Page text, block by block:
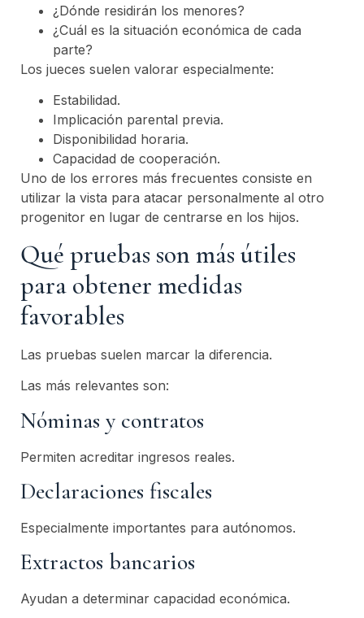
¿Dónde residirán los menores?
¿Cuál es la situación económica de cada
parte?
Los jueces suelen valorar especialmente:
Estabilidad.
Implicación parental previa.
Disponibilidad horaria.
Capacidad de cooperación.
Uno de los errores más frecuentes consiste en
utilizar la vista para atacar personalmente al otro
progenitor en lugar de centrarse en los hijos.
Qué pruebas son más útiles
para obtener medidas
favorables
Las pruebas suelen marcar la diferencia.
Las más relevantes son:
Nóminas y contratos
Permiten acreditar ingresos reales.
Declaraciones fiscales
Especialmente importantes para autónomos.
Extractos bancarios
Ayudan a determinar capacidad económica.